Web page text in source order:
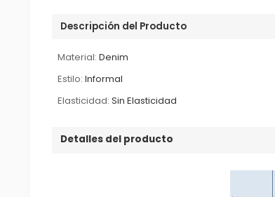
Descripción del Producto
Material: Denim
Estilo: Informal
Elasticidad: Sin Elasticidad
Detalles del producto